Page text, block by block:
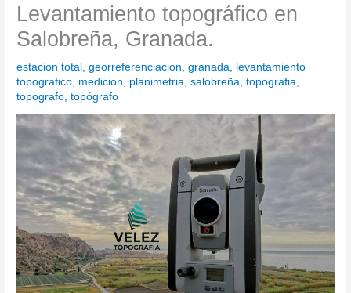
Levantamiento topográfico en
Salobreña, Granada.
estacion total ,georreferenciacion ,granada
levantamiento
topografico medicion planimetria ,salobreña ,topografia
topografo ,topógrafo